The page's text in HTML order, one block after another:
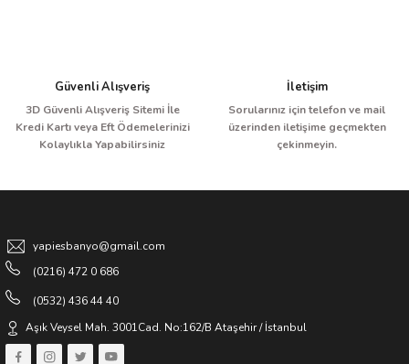
Güvenli Alışveriş
3D Güvenli Alışveriş Sitemi İle
Kredi Kartı veya Eft Ödemelerinizi
Kolaylıkla Yapabilirsiniz
İletişim
Sorularınız için telefon ve mail
üzerinden iletişime geçmekten
çekinmeyin.
yapiesbanyo@gmail.com
(0216) 472 0 686
(0532) 436 44 40
Aşık Veysel Mah. 3001Cad. No:162/B Ataşehir / İstanbul